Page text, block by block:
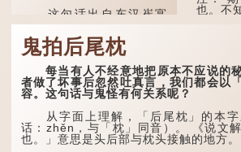
这句话出自东汉崔寔
《四民月令》：“朝立秋，
冷飕飕；夜立秋，热到
头”。到了清代，顾禄在
《清嘉录》里记录苏州风俗
时，也引用了这句谚语。不
过当地百姓的口头说法
是“朝立秋，渹飕飕；夜立
有不同，但意思完全一致。
那么，这句话到底准不
也。不
鬼拍后尾枕
每当有人不经意地把原本不应说的
者做了坏事后忽然吐真言，我们都会以
容。这句话与鬼怪有何关系呢？
从字面上理解，「后尾枕」的本字
话：zhěn，与「枕」同音）。 《说文
也。」意思是头后部与枕头接触的地方。